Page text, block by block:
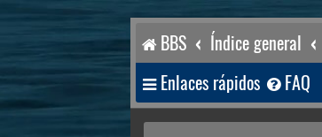
BBS Índice general
Enlaces rápidos
FAQ